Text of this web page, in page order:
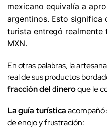
mexicano equivalía a
argentinos. Esto significa
turista entregó realmente
MXN.
En otras palabras, la
real de sus productos
fracción del dineroque le
La guía turísticaacompañó
de enojo y frustración: